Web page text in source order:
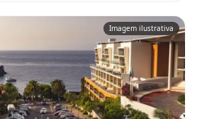
Imagem ilustrativa